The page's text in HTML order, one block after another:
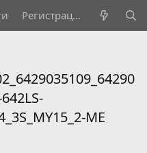
Регистрация
ME